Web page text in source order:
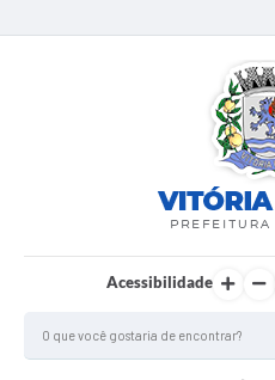
Acessibilidade